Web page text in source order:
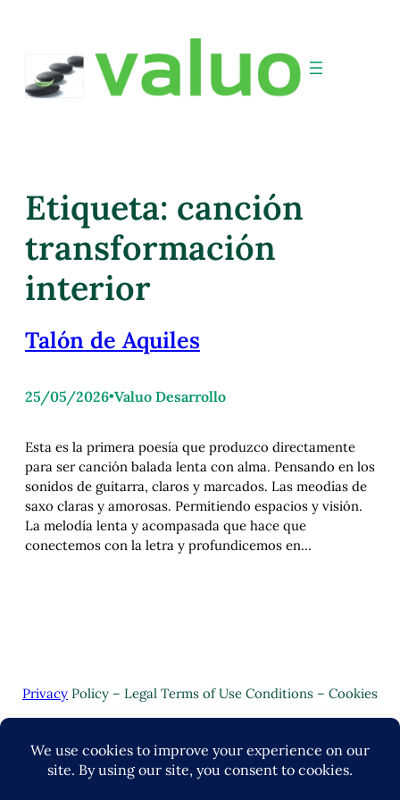
Etiqueta: canción
transformación
interior
Talón de Aquiles
25/05/2026•Valuo Desarrollo
Esta es la primera poesía que produzco directamente
para ser canción balada lenta con alma. Pensando en los
sonidos de guitarra, claros y marcados. Las meodías de
saxo claras y amorosas. Permitiendo espacios y visión.
La melodía lenta y acompasada que hace que
conectemos con la letra y profundicemos en…
Privacy Policy – Legal Terms of Use Conditions – Cookies